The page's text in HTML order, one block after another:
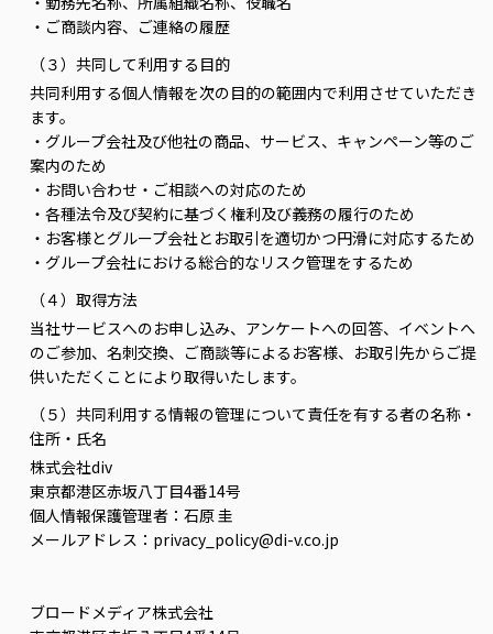
・ご商談内容、ご連絡の履歴
（３）共同して利用する目的
共同利用する個人情報を次の目的の範囲内で利用させていただき
ます。
・グループ会社及び他社の商品、サービス、キャンペーン等のご
案内のため
・お問い合わせ・ご相談への対応のため
・各種法令及び契約に基づく権利及び義務の履行のため
・お客様とグループ会社とお取引を適切かつ円滑に対応するため
・グループ会社における総合的なリスク管理をするため
（４）取得方法
当社サービスへのお申し込み、アンケートへの回答、イベントへ
のご参加、名刺交換、ご商談等によるお客様、お取引先からご提
供いただくことにより取得いたします。
（５）共同利用する情報の管理について責任を有する者の名称・
住所・氏名
株式会社div
東京都港区赤坂八丁目4番14号
個人情報保護管理者：石原 圭
メールアドレス：privacy_policy@di-v.co.jp
ブロードメディア株式会社